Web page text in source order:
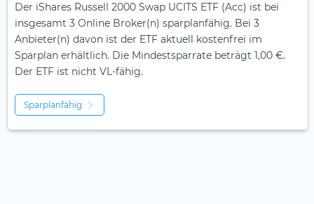
Der iShares Russell 2000 Swap UCITS ETF (Acc) ist bei
insgesamt 3 Online Broker(n) sparplanfähig. Bei 3
Anbieter(n) davon ist der ETF aktuell kostenfrei im
Sparplan erhältlich. Die Mindestsparrate beträgt 1,00 €.
Der ETF ist nicht VL-fähig.
Sparplanfähig